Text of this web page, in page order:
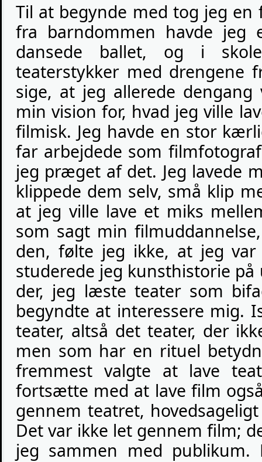
Til at begynde med tog jeg
fra barndommen havde jeg
dansede ballet, og i
teaterstykker med drengene
sige, at jeg allerede
min vision for, hvad jeg ville
filmisk. Jeg havde en stor
far arbejdede som
jeg præget af det. Jeg lavede
klippede dem selv, små klip
at jeg ville lave et miks
som sagt min
den, følte jeg ikke, at jeg
studerede jeg kunsthistorie
der, jeg læste teater som
begyndte at interessere mig.
teater, altså det teater, der
men som har en rituel
fremmest valgte at lave
fortsætte med at lave film
gennem teatret,
Det var ikke let gennem film;
jeg sammen med